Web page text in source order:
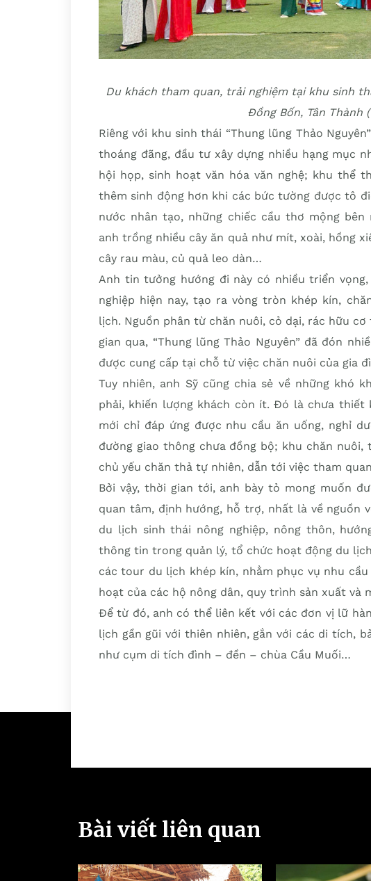
Du khách tham quan, trải nghiệm tại khu sinh
Đồng Bốn, Tân Thành
Riêng với khu sinh thái “Thung lũng Thảo
thoáng đãng, đầu tư xây dựng nhiều hạng mục
hội họp, sinh hoạt văn hóa văn nghệ; khu thể
thêm sinh động hơn khi các bức tường được tô
nước nhân tạo, những chiếc cầu thơ mộng
anh trồng nhiều cây ăn quả như mít, xoài, hồng
cây rau màu, củ quả leo dàn…
Anh tin tưởng hướng đi này có nhiều triển
nghiệp hiện nay, tạo ra vòng tròn khép kín,
lịch. Nguồn phân từ chăn nuôi, cỏ dại, rác hữu
gian qua, “Thung lũng Thảo Nguyên” đã đón
được cung cấp tại chỗ từ việc chăn nuôi của gia
Tuy nhiên, anh Sỹ cũng chia sẻ về những khó
phải, khiến lượng khách còn ít. Đó là chưa thiết
mới chỉ đáp ứng được nhu cầu ăn uống, nghỉ
đường giao thông chưa đồng bộ; khu chăn
chủ yếu chăn thả tự nhiên, dẫn tới việc tham
Bởi vậy, thời gian tới, anh bày tỏ mong muốn
quan tâm, định hướng, hỗ trợ, nhất là về nguồn
du lịch sinh thái nông nghiệp, nông thôn,
thông tin trong quản lý, tổ chức hoạt động du
các tour du lịch khép kín, nhằm phục vụ nhu
hoạt của các hộ nông dân, quy trình sản xuất và
Để từ đó, anh có thể liên kết với các đơn vị lữ
lịch gần gũi với thiên nhiên, gắn với các di tích,
như cụm di tích đình – đền – chùa Cầu Muối…
Bài viết liên quan